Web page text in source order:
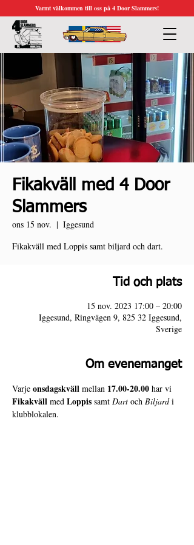
Varmt välkommen till oss på 4 Door Slammers!
Fikakväll med 4 Door
Slammers
ons 15 nov.
  |
Iggesund
Fikakväll med Loppis samt biljard och dart.
Tid och plats
15 nov. 2023 17:00 – 20:00
Iggesund, Ringvägen 9, 825 32 Iggesund,
Sverige
Om evenemanget
Varje onsdagskväll mellan 17.00-20.00 har vi
Fikakväll med Loppis samt Dart och Biljard i
klubblokalen.